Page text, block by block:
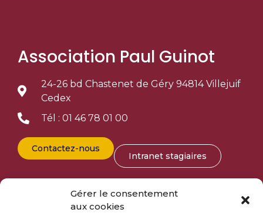
Gérer le consentement
aux cookies
Association Paul Guinot
24-26 bd Chastenet de Géry 94814 Villejuif
Cedex
Tél : 01 46 78 01 00
Contactez-nous
Intranet stagiaires
Entreprise